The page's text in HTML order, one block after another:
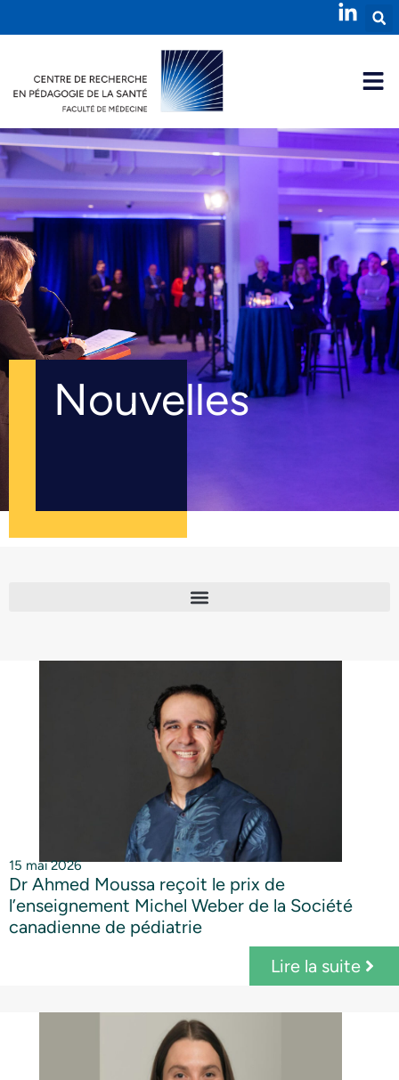
Nouvelles
15 mai 2026
Dr Ahmed Moussa reçoit le prix de
l’enseignement Michel Weber de la Société
canadienne de pédiatrie
Lire la suite